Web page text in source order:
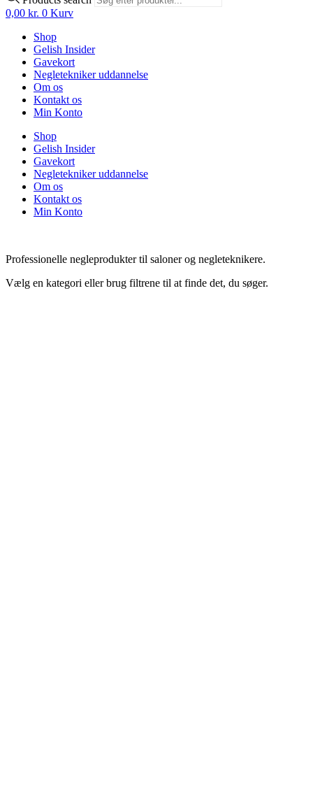
0,00 kr. 0 Kurv
Shop
Gelish Insider
Gavekort
Negletekniker uddannelse
Om os
Kontakt os
Min Konto
Shop
Gelish Insider
Gavekort
Negletekniker uddannelse
Om os
Kontakt os
Min Konto
Professionelle negleprodukter til saloner og negleteknikere.
Vælg en kategori eller brug filtrene til at finde det, du søger.